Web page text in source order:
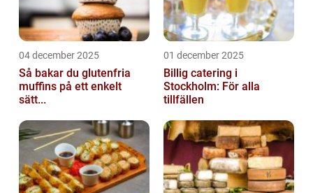
04 december 2025
Så bakar du glutenfria
muffins på ett enkelt
sätt...
01 december 2025
Billig catering i
Stockholm: För alla
tillfällen